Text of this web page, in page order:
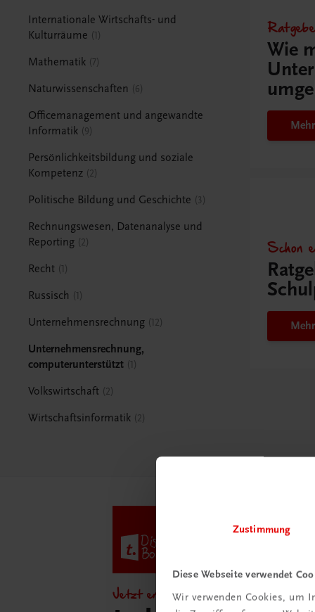
Zustimmung
Diese Webseite verwendet
Wir verwenden Cookies, um
Internationale Wirtschafts- und
Kulturräume
1
Mathematik 7
Naturwissenschaften 6
Officemanagement und angewandte
Informatik 9
Persönlichkeitsbildung und soziale
Kompetenz 2
Politische Bildung und Geschichte 3
Rechnungswesen, Datenanalyse und
Reporting 2
Recht 1
Russisch 1
Unternehmensrechnung 12
Unternehmensrechnung,
computerunterstützt 1
Volkswirtschaft 2
Wirtschaftsinformatik 2
Wie
Schon
Jetzt entdecken!